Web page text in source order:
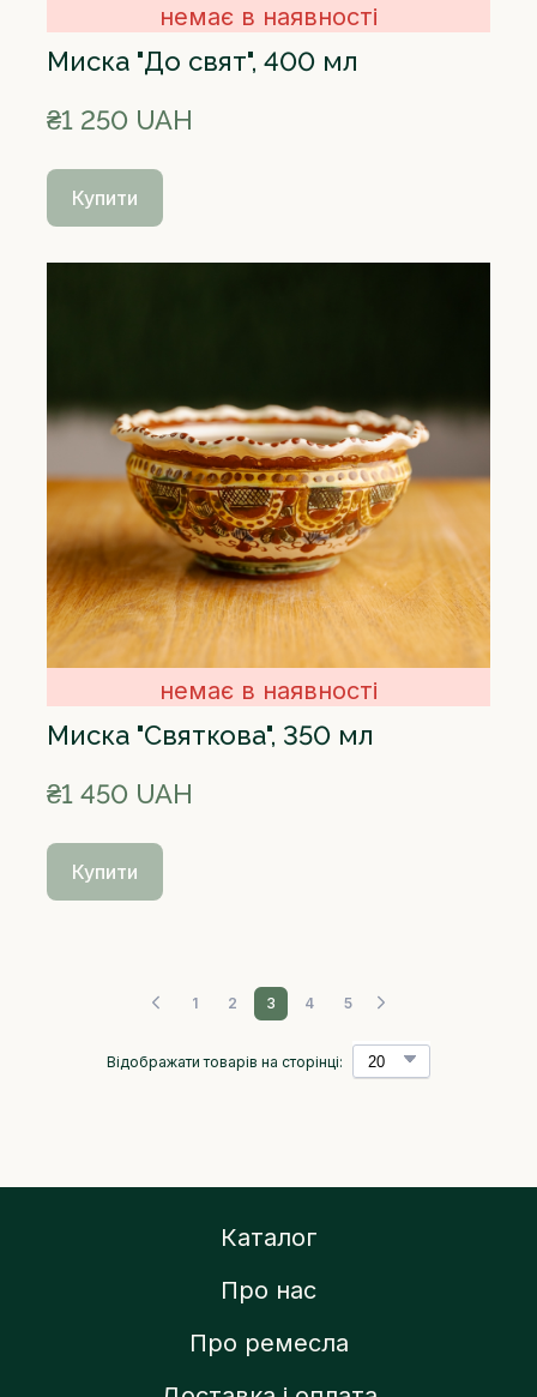
немає в наявності
Миска "До свят", 400 мл
₴1 250 UAH
Купити
немає в наявності
Миска "Святкова", 350 мл
₴1 450 UAH
Купити
Відображати товарів на сторінці:
1 2 3 4 5
Каталог
Про нас
Про ремесла